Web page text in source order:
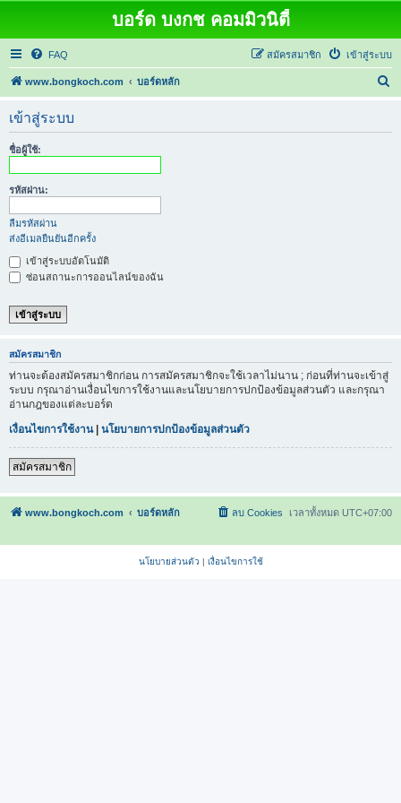
บอร์ด บงกช คอมมิวนิตี้
FAQ เข้าสู่ระบบ
สมัครสมาชิก
www.bongkoch.com บอร์ดหลัก
เข้าสู่ระบบ
ชื่อผู้ใช้:
รหัสผ่าน:
ลืมรหัสผ่าน
ส่งอีเมลยืนยันอีกครั้ง
เข้าสู่ระบบอัตโนมัติ
ซ่อนสถานะการออนไลน์ของฉัน
สมัครสมาชิก
ท่านจะต้องสมัครสมาชิกก่อน การสมัครสมาชิกจะใช้เวลาไม่นาน ; ก่อนที่ท่านจะเข้าสู่
ระบบ กรุณาอ่านเงื่อนไขการใช้งานและนโยบายการปกป้องข้อมูลส่วนตัว และกรุณา
อ่านกฎของแต่ละบอร์ด
เงื่อนไขการใช้งาน| นโยบายการปกป้องข้อมูลส่วนตัว
สมัครสมาชิก
www.bongkoch.com บอร์ดหลัก เวลาทั้งหมด UTC+07:00
ลบ Cookies
นโยบายส่วนตัว | เงื่อนไขการใช้